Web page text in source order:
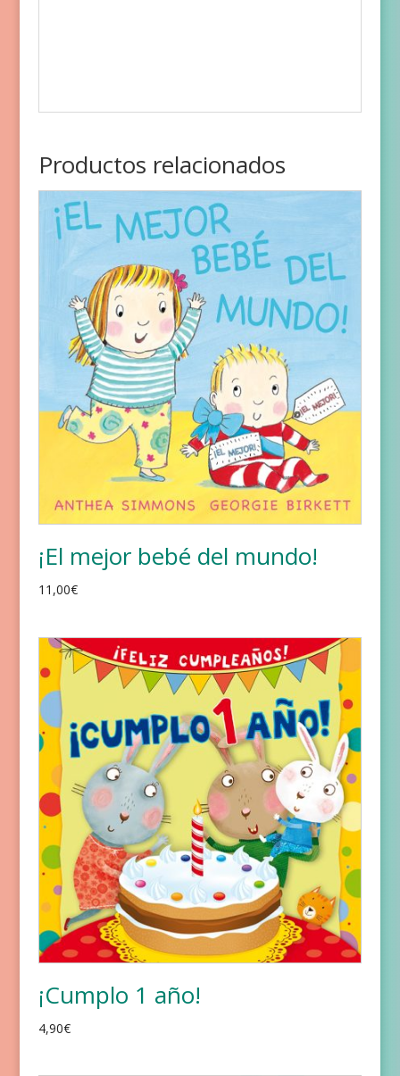
Productos relacionados
¡El mejor bebé del mundo!
11,00€
¡Cumplo 1 año!
4,90€